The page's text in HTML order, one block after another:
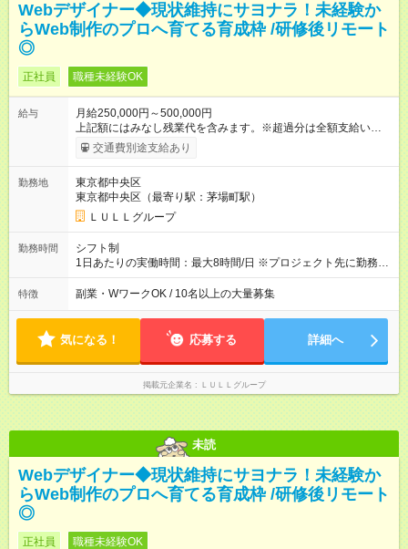
Webデザイナー◆現状維持にサヨナラ！未経験か
らWeb制作のプロへ育てる育成枠 /研修後リモート
◎
正社員 職種未経験OK
給与
月給250,000円～500,000円
上記額にはみなし残業代を含みます。※超過分は全額支給いたし
ます。 みなし残業代 21,675円／月 みなし残業時間 12時間／月 -
------------------------------------------------------- ≪経験者の方は以下と
万円～＋業績賞与＋交通費＋各種手当 ※固定残業代（30時間/6
万6，610円分）を含む。超過分は追加支給いたします 能力やス
キルを考慮し初任給を決定。経験者の方は前給考慮も可能で
す！ ◎昇給年1回（研修終了後） ◎賞与年2回（2月・8月）＋業
績賞与あり ◤スキルアップも、収入アップも。◢ 入社後の成長
や頑張りは、しっかり給与で還元しています。 実際にほぼ全員
上アップした社員も。 エンジニアへの還元率は業界高水準の
87％。 スキルを磨いた分だけ、収入アップも目指せる環境で
す！ 【試用期間】試用期間あり 試用期間の長さ：6ヶ月 ※ 雇用
形態と給与に、本採用時と異なる部分があります。 雇用形態：
中途採用（契約社員） 給与：月給 230,000円以上 上記額にはみ
なし残業代を含みます。※超過分は全額支給いたします。 みな
別途支給いたします ※研修期間中（最大12ヶ月間）も、試用期
交通費別途支給あり
勤務地
東京都中央区
東京都中央区（最寄り駅：茅場町駅）
ＬＵＬＬグループ
勤務時間
シフト制
1日あたりの実働時間：最大8時間/日 ※プロジェクト先に勤務時
間は異なります 【シフト例】 ・10時00分～19時00分 ・9時00
分～18時00分 平均残業時間：月10時間以内
特徴 副業・WワークOK / 10名以上の大量募集
気になる！ 応募する 詳細へ
掲載元企業名 ＬＵＬＬグループ
未読
Webデザイナー◆現状維持にサヨナラ！未経験か
らWeb制作のプロへ育てる育成枠 /研修後リモート
◎
正社員 職種未経験OK